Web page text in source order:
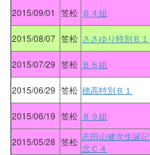
2015/09/01 笠松 Ｂ４組
2015/08/07 笠松 ささゆり特別Ｂ１
2015/07/29 笠松 Ｂ６組
2015/06/29 笠松 穂高特別Ｂ１
2015/06/19 笠松 Ｂ９組
2015/05/28 笠松 志田山健次生誕記
念Ｃ４